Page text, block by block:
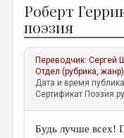
ЖАНРЫ
АВТОРЫ
КОММЕНТАРИИ
ЛИТСАЛОН
Роберт
поэзия
Переводчик:Сергей
Отдел (рубрика,
Дата и время
Сертификат
Будь лучше всех!